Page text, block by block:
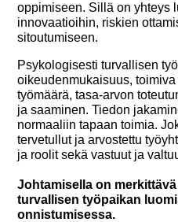
oppimiseen. Sillä on yhteys
innovaatioihin, riskien
sitoutumiseen.
Psykologisesti turvallisen
oikeudenmukaisuus,
työmäärä, tasa-arvon
ja saaminen. Tiedon
normaaliin tapaan toimia.
tervetullut ja arvostettu
ja roolit sekä vastuut ja
Johtamisella on
turvallisen työpaikan
onnistumisessa.